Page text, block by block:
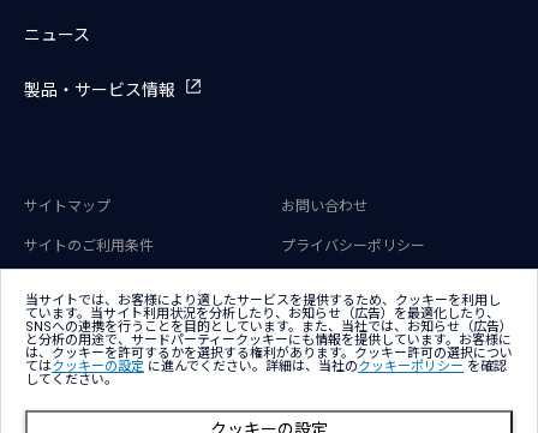
ニュース
製品・サービス情報
サイトマップ
お問い合わせ
サイトのご利用条件
プライバシーポリシー
クッキー（Cookie）プリファレン
ス
当サイトでは、お客様により適したサービスを提供するため、クッキーを利用し
ています。当サイト利用状況を分析したり、お知らせ（広告）を最適化したり、
SNSへの連携を行うことを目的としています。また、当社では、お知らせ（広告）
と分析の用途で、サードパーティークッキーにも情報を提供しています。お客様に
は、クッキーを許可するかを選択する権利があります。クッキー許可の選択につい
てはクッキーの設定 に進んでください。詳細は、当社のクッキーポリシー を確認
してください。